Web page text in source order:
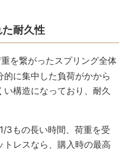
耐久性
を繋がったスプリング全体
に集中した負荷がかから
構造になっており、耐久
3もの長い時間、荷重を受
レスなら、購入時の最高